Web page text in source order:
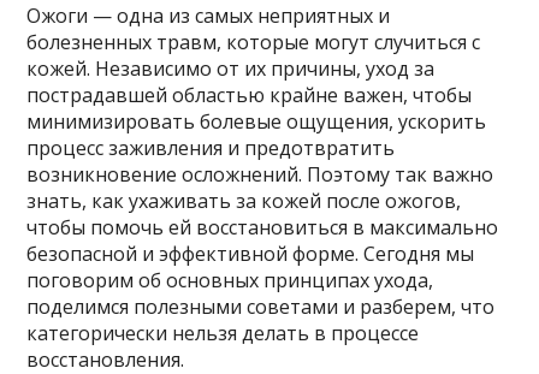
Ожоги — одна из самых неприятных и
болезненных травм, которые могут случиться с
кожей. Независимо от их причины, уход за
пострадавшей областью крайне важен, чтобы
минимизировать болевые ощущения, ускорить
процесс заживления и предотвратить
возникновение осложнений. Поэтому так важно
знать, как ухаживать за кожей после ожогов,
чтобы помочь ей восстановиться в максимально
безопасной и эффективной форме. Сегодня мы
поговорим об основных принципах ухода,
поделимся полезными советами и разберем, что
категорически нельзя делать в процессе
восстановления.